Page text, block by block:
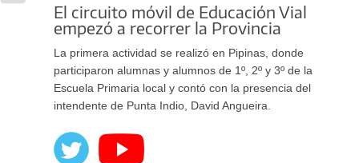
El circuito móvil de Educación Vial
empezó a recorrer la Provincia
La primera actividad se realizó en Pipinas, donde
participaron alumnas y alumnos de 1º, 2º y 3º de la
Escuela Primaria local y contó con la presencia del
intendente de Punta Indio, David Angueira.